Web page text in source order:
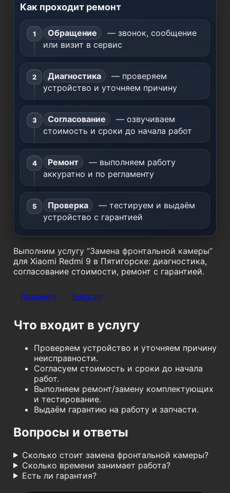
Как проходит ремонт
Обращение
— звонок, сообщение
или визит в сервис
Диагностика
— проверяем
устройство и уточняем причину
Согласование
— озвучиваем
стоимость и сроки до начала работ
Ремонт
— выполняем работу
аккуратно и по регламенту
Проверка
— тестируем и выдаём
устройство с гарантией
Выполним услугу “Замена фронтальной камеры”
для Xiaomi Redmi 9 в Пятигорске: диагностика,
согласование стоимости, ремонт с гарантией.
Позвонить Telegram
Что входит в услугу
Проверяем устройство и уточняем причину
неисправности.
Согласуем стоимость и сроки до начала
работ.
Выполняем ремонт/замену комплектующих
и тестирование.
Выдаём гарантию на работу и запчасти.
Вопросы и ответы
Сколько стоит замена фронтальной камеры?
Сколько времени занимает работа?
Есть ли гарантия?